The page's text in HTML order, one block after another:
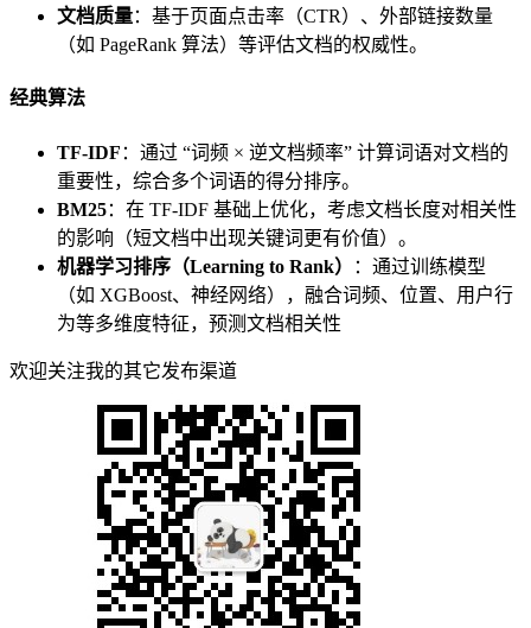
文档质量：基于页面点击率（CTR）、外部链接数量
（如 PageRank 算法）等评估文档的权威性。
经典算法
TF-IDF ：通过 “词频 × 逆文档频率” 计算词语对文档的
重要性，综合多个词语的得分排序。
BM25：在 TF-IDF 基础上优化，考虑文档长度对相关性
的影响（短文档中出现关键词更有价值）。
机器学习排序（Learning to Rank）
：通过训练模型
（如 XGBoost、神经网络），融合词频、位置、用户行
为等多维度特征，预测文档相关性
欢迎关注我的其它发布渠道